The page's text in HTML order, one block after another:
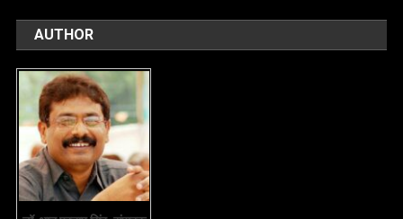
AUTHOR